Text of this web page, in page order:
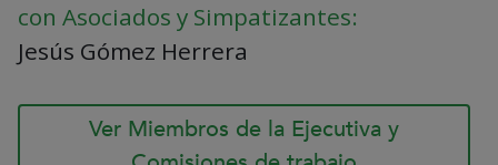
con Asociados y Simpatizantes:
Jesús Gómez Herrera
Ver Miembros de la Ejecutiva y